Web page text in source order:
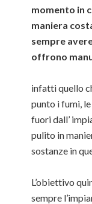
momento in
maniera
sempre
offrono
infatti quello
punto i fumi,
fuori dall’
pulito in
sostanze in
L’obiettivo
sempre